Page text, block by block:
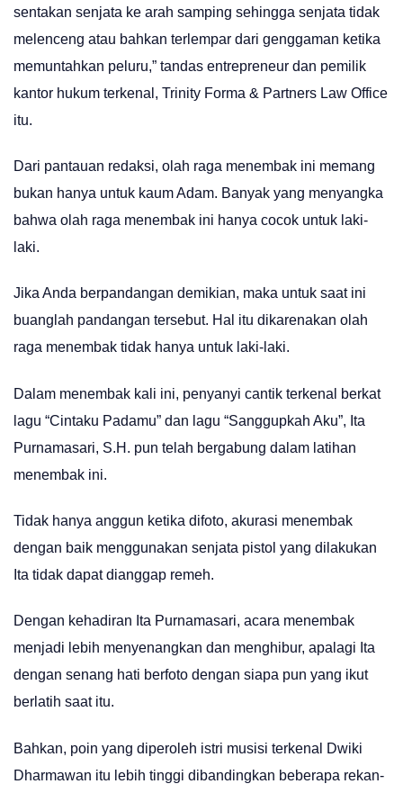
sentakan senjata ke arah samping sehingga senjata tidak
melenceng atau bahkan terlempar dari genggaman ketika
memuntahkan peluru,” tandas entrepreneur dan pemilik
kantor hukum terkenal, Trinity Forma & Partners Law Office
itu.
Dari pantauan redaksi, olah raga menembak ini memang
bukan hanya untuk kaum Adam. Banyak yang menyangka
bahwa olah raga menembak ini hanya cocok untuk laki-
laki.
Jika Anda berpandangan demikian, maka untuk saat ini
buanglah pandangan tersebut. Hal itu dikarenakan olah
raga menembak tidak hanya untuk laki-laki.
Dalam menembak kali ini, penyanyi cantik terkenal berkat
lagu “Cintaku Padamu” dan lagu “Sanggupkah Aku”, Ita
Purnamasari, S.H. pun telah bergabung dalam latihan
menembak ini.
Tidak hanya anggun ketika difoto, akurasi menembak
dengan baik menggunakan senjata pistol yang dilakukan
Ita tidak dapat dianggap remeh.
Dengan kehadiran Ita Purnamasari, acara menembak
menjadi lebih menyenangkan dan menghibur, apalagi Ita
dengan senang hati berfoto dengan siapa pun yang ikut
berlatih saat itu.
Bahkan, poin yang diperoleh istri musisi terkenal Dwiki
Dharmawan itu lebih tinggi dibandingkan beberapa rekan-